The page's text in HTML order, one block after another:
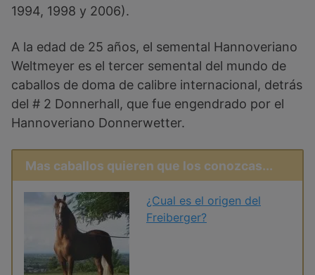
1994, 1998 y 2006).
A la edad de 25 años, el semental Hannoveriano
Weltmeyer es el tercer semental del mundo de
caballos de doma de calibre internacional, detrás
del # 2 Donnerhall, que fue engendrado por el
Hannoveriano Donnerwetter.
Mas caballos quieren que los conozcas...
¿Cual es el origen del
Freiberger?